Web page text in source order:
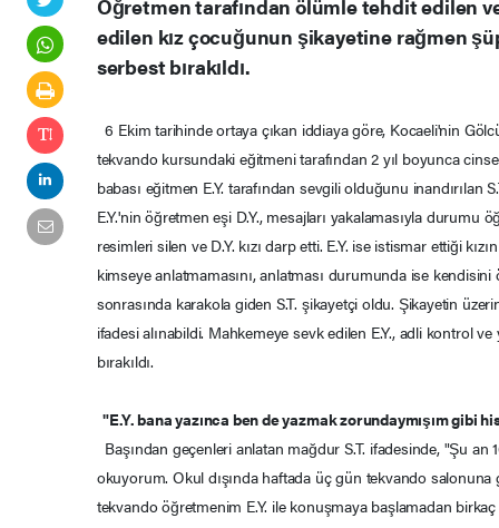
Öğretmen tarafından ölümle tehdit edilen
edilen kız çocuğunun şikayetine rağmen
serbest bırakıldı.
6 Ekim tarihinde ortaya çıkan iddiaya göre, Kocaeli'nin
tekvando kursundaki eğitmeni tarafından 2 yıl boyunca
babası eğitmen E.Y. tarafından sevgili olduğunu inandırılan
E.Y.'nin öğretmen eşi D.Y., mesajları yakalamasıyla durumu
resimleri silen ve D.Y. kızı darp etti. E.Y. ise istismar ettiği
kimseye anlatmamasını, anlatması durumunda ise
sonrasında karakola giden S.T. şikayetçi oldu. Şikayetin
ifadesi alınabildi. Mahkemeye sevk edilen E.Y., adli kontrol ve
bırakıldı.
"E.Y. bana yazınca ben de yazmak zorundaymışım gibi
Başından geçenleri anlatan mağdur S.T. ifadesinde, "Şu an
okuyorum. Okul dışında haftada üç gün tekvando
tekvando öğretmenim E.Y. ile konuşmaya başlamadan birkaç